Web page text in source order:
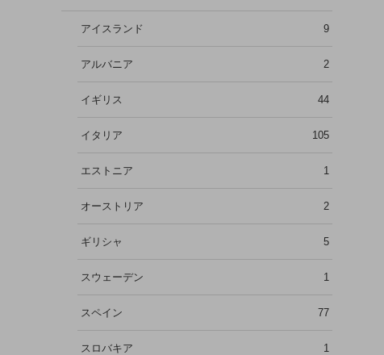
アイスランド 9
アルバニア 2
イギリス 44
イタリア 105
エストニア 1
オーストリア 2
ギリシャ 5
スウェーデン 1
スペイン 77
スロバキア 1